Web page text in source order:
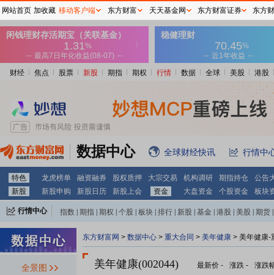
财经 焦点 股票 新股 期指 期权 行情 数据 全球 美股 港股
数据中心 全球财经快讯 行情中
特色 龙虎榜单 融资融券 股权质押 大宗交易 机构调研 期指持仓
公告
新股
新股申购 新股日历 新股上会 资金 大盘资金 个股资金 板块
行情中心 指数 期指 期权 个股 板块 排行 新股 基金 港股 美股 期货
全景图
东方财富网 > 数据中心 > 重大合同 > 美年健康 > 美年健康-
美年健康(002044) 最新价 - 涨跌 - 涨跌
网站首页 加收藏 移动客户端 东方财富 天天基金网 东方财富证券 东方